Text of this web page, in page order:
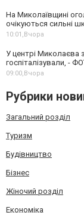
На Миколаївщині
очікуються сильні
10:01, Вчора
У центрі Миколаєва
госпіталізували, -
09:00, Вчора
Рубрики
Загальний розділ
Туризм
Будівництво
Бізнес
Жіночий розділ
Економіка